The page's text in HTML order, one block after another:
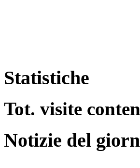
Statistiche
Tot. visite
Notizie del